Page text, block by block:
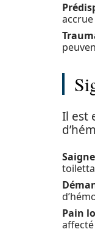
Il est
Pain